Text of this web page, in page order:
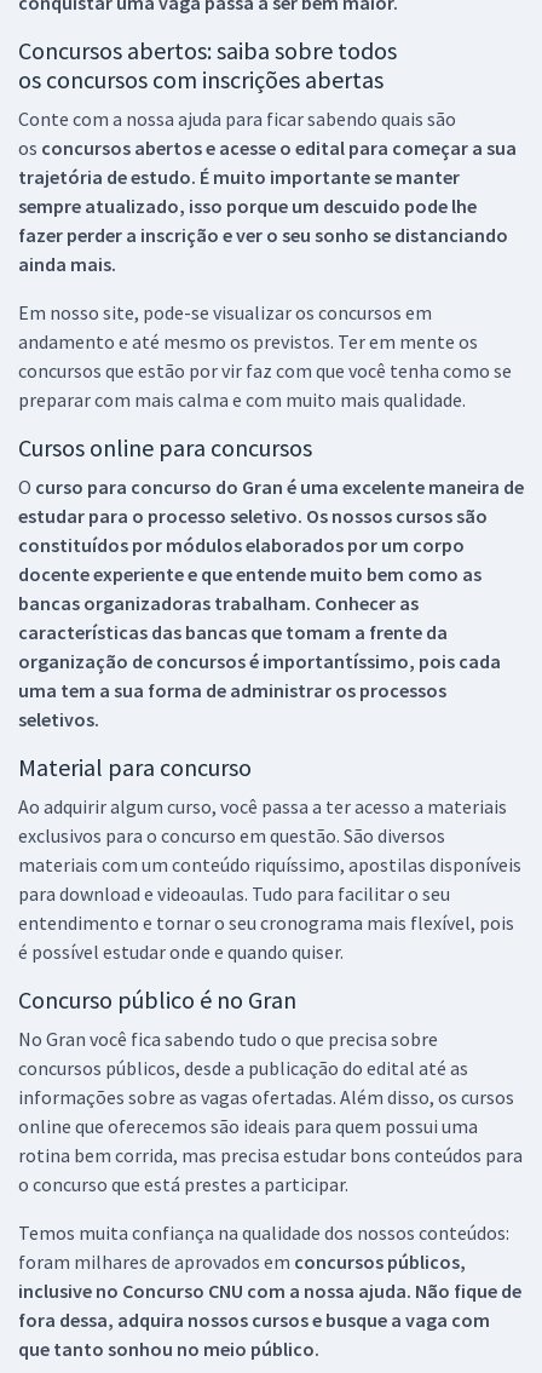
Concursos abertos: saiba sobre todos
os concursos com inscrições abertas
Conte com a nossa ajuda para ficar sabendo quais são
os concursos abertos e acesse o edital para começar a sua
trajetória de estudo. É muito importante se manter
sempre atualizado, isso porque um descuido pode lhe
fazer perder a inscrição e ver o seu sonho se distanciando
ainda mais.
Em nosso site, pode-se visualizar os concursos em
andamento e até mesmo os previstos. Ter em mente os
concursos que estão por vir faz com que você tenha como se
preparar com mais calma e com muito mais qualidade.
Cursos online para concursos
O curso para concurso do Gran é uma excelente maneira de
estudar para o processo seletivo. Os nossos cursos são
constituídos por módulos elaborados por um corpo
docente experiente e que entende muito bem como as
bancas organizadoras trabalham. Conhecer as
características das bancas que tomam a frente da
organização de concursos é importantíssimo, pois cada
uma tem a sua forma de administrar os processos
seletivos.
Material para concurso
Ao adquirir algum curso, você passa a ter acesso a materiais
exclusivos para o concurso em questão. São diversos
materiais com um conteúdo riquíssimo, apostilas disponíveis
para download e videoaulas. Tudo para facilitar o seu
entendimento e tornar o seu cronograma mais flexível, pois
é possível estudar onde e quando quiser.
Concurso público é no Gran
No Gran você fica sabendo tudo o que precisa sobre
concursos públicos, desde a publicação do edital até as
informações sobre as vagas ofertadas. Além disso, os cursos
online que oferecemos são ideais para quem possui uma
rotina bem corrida, mas precisa estudar bons conteúdos para
o concurso que está prestes a participar.
Temos muita confiança na qualidade dos nossos conteúdos:
foram milhares de aprovados em concursos públicos,
inclusive no Concurso CNU com a nossa ajuda. Não fique de
fora dessa, adquira nossos cursos e busque a vaga com
que tanto sonhou no meio público.